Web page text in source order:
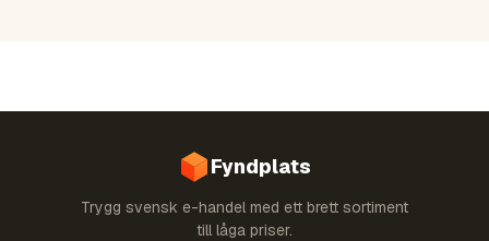
Fyndplats
Trygg svensk e-handel med ett brett sortiment
till låga priser.